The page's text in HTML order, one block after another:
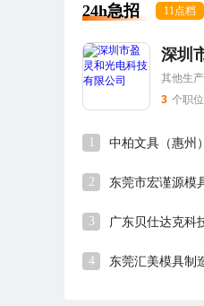
24h急招 11点档
深圳
其他生
3 个职
1 中柏文具（惠州
2 东莞市宏谨源模
3 广东贝仕达克科
4 东莞汇美模具制